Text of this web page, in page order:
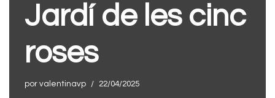
Jardí de les cinc
roses
por valentinavp 22/04/2025